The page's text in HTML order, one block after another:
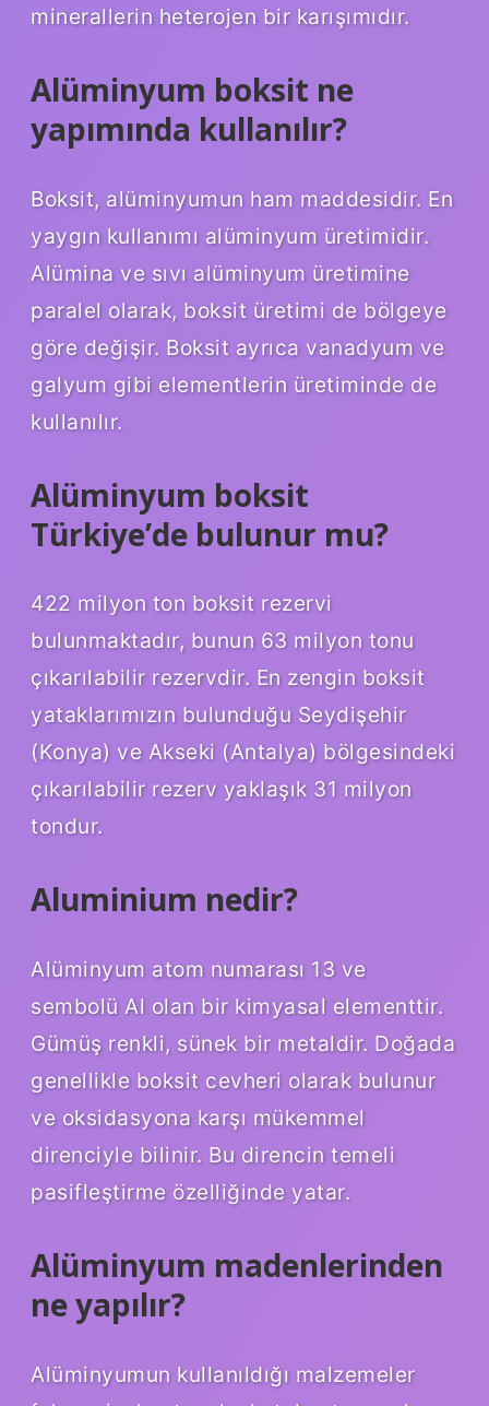
minerallerin heterojen bir karışımıdır.
Alüminyum boksit ne
yapımında kullanılır?
Boksit, alüminyumun ham maddesidir. En
yaygın kullanımı alüminyum üretimidir.
Alümina ve sıvı alüminyum üretimine
paralel olarak, boksit üretimi de bölgeye
göre değişir. Boksit ayrıca vanadyum ve
galyum gibi elementlerin üretiminde de
kullanılır.
Alüminyum boksit
Türkiye’de bulunur mu?
422 milyon ton boksit rezervi
bulunmaktadır, bunun 63 milyon tonu
çıkarılabilir rezervdir. En zengin boksit
yataklarımızın bulunduğu Seydişehir
(Konya) ve Akseki (Antalya) bölgesindeki
çıkarılabilir rezerv yaklaşık 31 milyon
tondur.
Aluminium nedir?
Alüminyum atom numarası 13 ve
sembolü Al olan bir kimyasal elementtir.
Gümüş renkli, sünek bir metaldir. Doğada
genellikle boksit cevheri olarak bulunur
ve oksidasyona karşı mükemmel
direnciyle bilinir. Bu direncin temeli
pasifleştirme özelliğinde yatar.
Alüminyum madenlerinden
ne yapılır?
Alüminyumun kullanıldığı malzemeler